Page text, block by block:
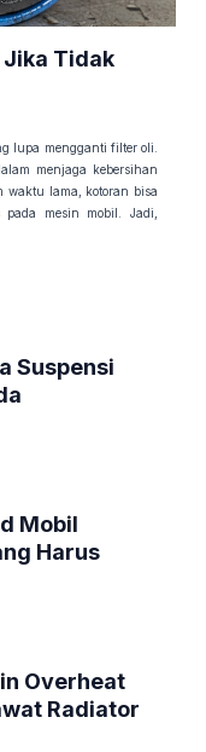
Jika Tidak
lupa mengganti filter oli.
menjaga kebersihan
lama, kotoran bisa
mesin mobil. Jadi,
Suspensi
Mobil
Harus
Overheat
Radiator